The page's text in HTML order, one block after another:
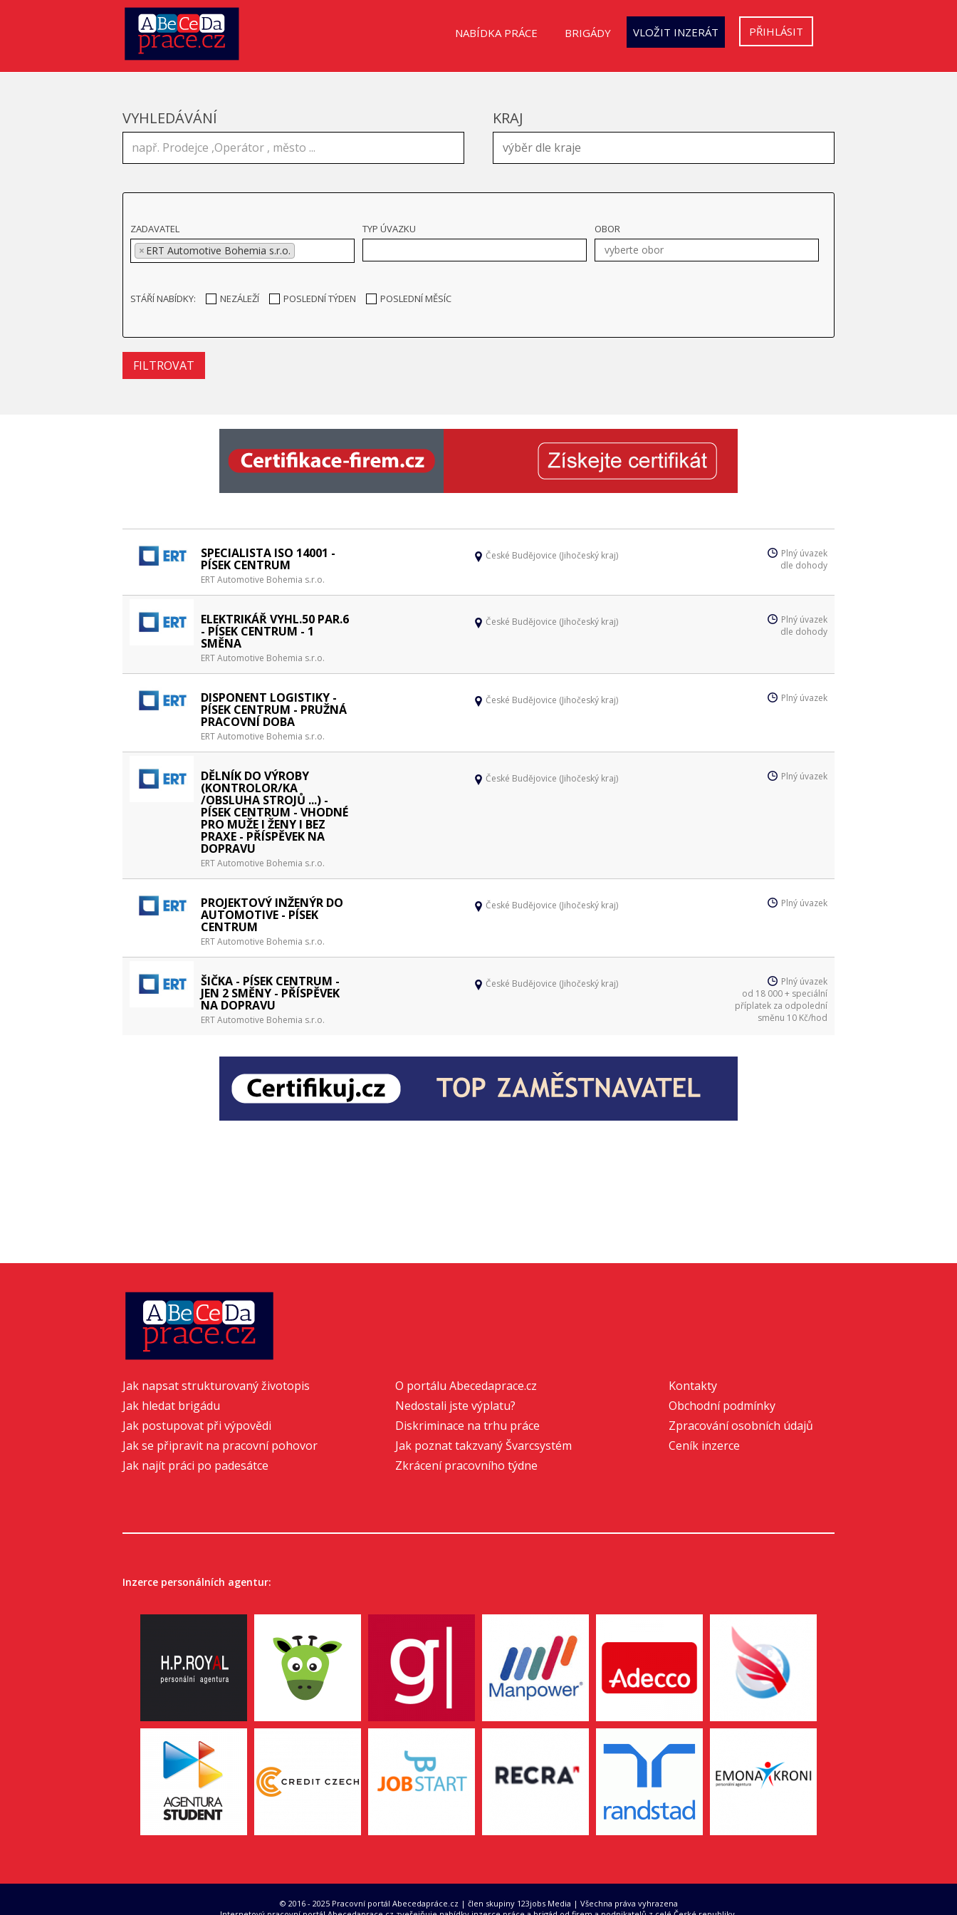
NABÍDKA PRÁCE BRIGÁDY VLOŽIT INZERÁT PŘIHLÁSIT
VYHLEDÁVÁNÍ KRAJ
ZADAVATEL
× ERT Automotive Bohemia s.r.o.
TYP ÚVAZKU OBOR
STÁŘÍ NABÍDKY: NEZÁLEŽÍ POSLEDNÍ TÝDEN POSLEDNÍ MĚSÍC
SPECIALISTA ISO 14001 -
PÍSEK CENTRUM
ERT Automotive Bohemia s.r.o.
České Budějovice (Jihočeský kraj)
Plný úvazek
dle dohody
ELEKTRIKÁŘ VYHL.50 PAR.6
- PÍSEK CENTRUM - 1
SMĚNA
ERT Automotive Bohemia s.r.o.
České Budějovice (Jihočeský kraj)
Plný úvazek
dle dohody
DISPONENT LOGISTIKY -
PÍSEK CENTRUM - PRUŽNÁ
PRACOVNÍ DOBA
ERT Automotive Bohemia s.r.o.
České Budějovice (Jihočeský kraj) Plný úvazek
DĚLNÍK DO VÝROBY
(KONTROLOR/KA
/OBSLUHA STROJŮ ...) -
PÍSEK CENTRUM - VHODNÉ
PRO MUŽE I ŽENY I BEZ
PRAXE - PŘÍSPĚVEK NA
DOPRAVU
ERT Automotive Bohemia s.r.o.
České Budějovice (Jihočeský kraj) Plný úvazek
PROJEKTOVÝ INŽENÝR DO
AUTOMOTIVE - PÍSEK
CENTRUM
ERT Automotive Bohemia s.r.o.
České Budějovice (Jihočeský kraj) Plný úvazek
ŠIČKA - PÍSEK CENTRUM -
JEN 2 SMĚNY - PŘÍSPĚVEK
NA DOPRAVU
ERT Automotive Bohemia s.r.o.
České Budějovice (Jihočeský kraj)
Plný úvazek
od 18 000 + speciální
příplatek za odpolední
směnu 10 Kč/hod
Jak napsat strukturovaný životopis
Jak hledat brigádu
Jak postupovat při výpovědi
Jak se připravit na pracovní pohovor
Jak najít práci po padesátce
O portálu Abecedaprace.cz
Nedostali jste výplatu?
Diskriminace na trhu práce
Jak poznat takzvaný Švarcsystém
Zkrácení pracovního týdne
Kontakty
Obchodní podmínky
Zpracování osobních údajů
Ceník inzerce
Inzerce personálních agentur:
© 2016 - 2025 Pracovní portál Abecedapráce.cz | člen skupiny 123jobs Media | Všechna práva vyhrazena